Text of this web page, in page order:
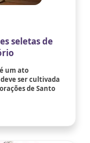
seletas de
um ato
ser cultivada
de Santo